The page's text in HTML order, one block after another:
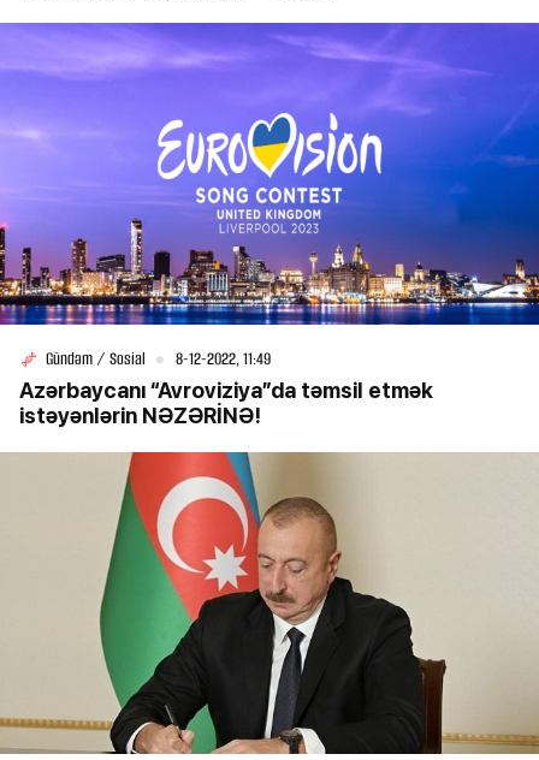
Gündəm / Sosial 8-12-2022, 11:49
Azərbaycanı “Avroviziya”da təmsil etmək
istəyənlərin NƏZƏRİNƏ!